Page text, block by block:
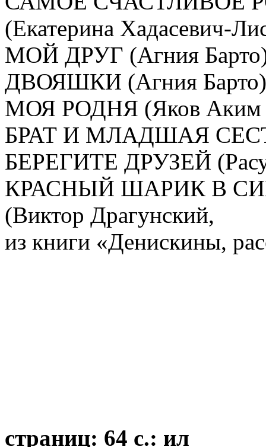
(Екатерина Хадасевич-
МОЙ ДРУГ (Агния
ДВОЯШКИ (Агния
МОЯ РОДНЯ (Яков Аким
БРАТ И МЛАДШАЯ
БЕРЕГИТЕ ДРУЗЕЙ
КРАСНЫЙ ШАРИК В
(Виктор Драгунский,
из книги «Денискины,
страниц: 64 с.: ил